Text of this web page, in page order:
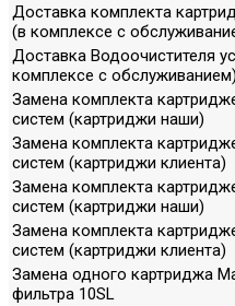
Доставка комплекта
(в комплексе с
Доставка Водоочистителя
комплексе с обслуживанием)
Замена комплекта
систем (картриджи наши)
Замена комплекта
систем (картриджи клиента)
Замена комплекта
систем (картриджи наши)
Замена комплекта
систем (картриджи клиента)
Замена одного картриджа
фильтра 10SL